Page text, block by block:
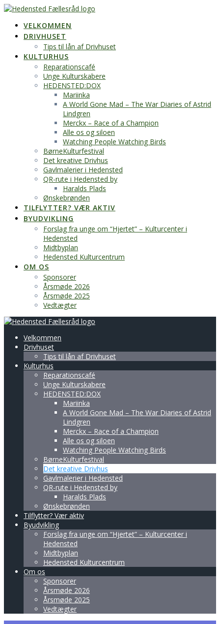
Skip
contentVELKOMMEN
DRIVHUSET
Tips til lån af Drivhuset
KULTURHUS
Reparationscafé
Unge Kulturskabere
HEDENSTED:DOX
Mariinka
A World Gone Mad – The War Diaries of Astrid
Lindgren
Merckx – Race of a Champion
Alle os og siloen
Watching People Watching Birds
BørneKulturfestival
Det kreative Drivhus
Gavlmalerier i Hedensted
QR-rute i Hedensted by
Haralds Plads
Ønskebrønden
TILFLYTTER? VÆR AKTIV
BYUDVIKLING
Forslag fra unge om “Hjertet” – Kulturcenter i
Hedensted
Midtbyplan
Hedensted Kulturcentrum
OM OS
Sponsorer
Årsmøde 2026
Årsmøde 2025
Vedtægter
Velkommen
Drivhuset
Tips til lån af Drivhuset
Kulturhus
Reparationscafé
Unge Kulturskabere
HEDENSTED:DOX
Mariinka
A World Gone Mad – The War Diaries of Astrid
Lindgren
Merckx – Race of a Champion
Alle os og siloen
Watching People Watching Birds
BørneKulturfestival
Det kreative Drivhus
Gavlmalerier i Hedensted
QR-rute i Hedensted by
Haralds Plads
Ønskebrønden
Tilflytter? Vær aktiv
Byudvikling
Forslag fra unge om “Hjertet” – Kulturcenter i
Hedensted
Midtbyplan
Hedensted Kulturcentrum
Om os
Sponsorer
Årsmøde 2026
Årsmøde 2025
Vedtægter